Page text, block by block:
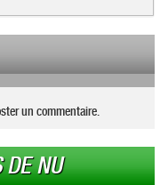
un commentaire.
DE NU